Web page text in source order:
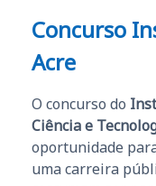
Concurso
Acre
O concurso do
Ciência e
oportunidade
uma carreira